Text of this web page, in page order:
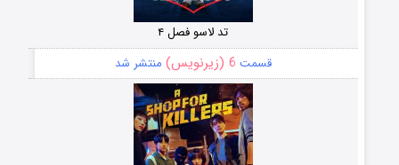
تد لاسو فصل ۴
قسمت 6 (زیرنویس) منتشر شد